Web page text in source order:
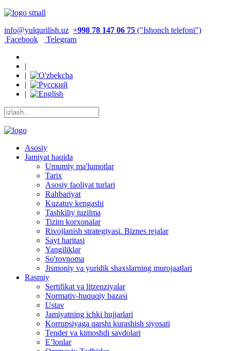
info@yulqurilish.uz +998 78 147 06 75 ("Ishonch telefoni")
Facebook
Telegram
|
|
|
|
Asosiy
Jamiyat haqida
Umumiy ma'lumotlar
Tarix
Asosiy faoliyat turlari
Rahbariyat
Kuzatuv kengashi
Tashkiliy tuzilma
Tizim korxonalar
Rivojlanish strategiyasi. Biznes rejalar
Sayt haritasi
Yangiliklar
So'rovnoma
Jismoniy va yuridik shaxslarning murojaatlari
Rasmiy
Sertifikat va litzenziyalar
Normativ-huquqiy bazasi
Ustav
Jamiyatning ichki hujjarlari
Korrupsiyaga qarshi kurashish siyosati
Tender va kimoshdi savdolari
E’lonlar